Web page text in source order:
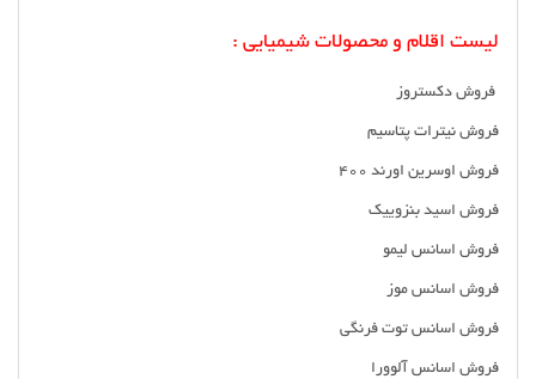
لیست اقلام و محصولات شیمیایی :
فروش دکستروز
فروش نیترات پتاسیم
فروش اوسرین اورند 400
فروش اسید بنزوییک
فروش اسانس لیمو
فروش اسانس موز
فروش اسانس توت فرنگی
فروش اسانس آلوورا